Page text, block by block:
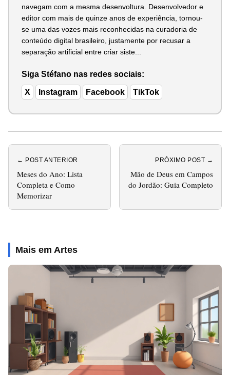
navegam com a mesma desenvoltura. Desenvolvedor e
editor com mais de quinze anos de experiência, tornou-
se uma das vozes mais reconhecidas na curadoria de
conteúdo digital brasileiro, justamente por recusar a
separação artificial entre criar siste...
Siga Stéfano nas redes sociais:
X Instagram Facebook TikTok
← POST ANTERIOR
Meses do Ano: Lista
Completa e Como
Memorizar
PRÓXIMO POST →
Mão de Deus em Campos
do Jordão: Guia Completo
Mais em Artes